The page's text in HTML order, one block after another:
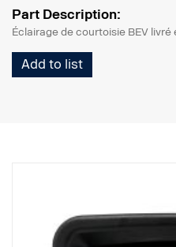
Part Description:
Éclairage de courtoisie BEV
Add to list